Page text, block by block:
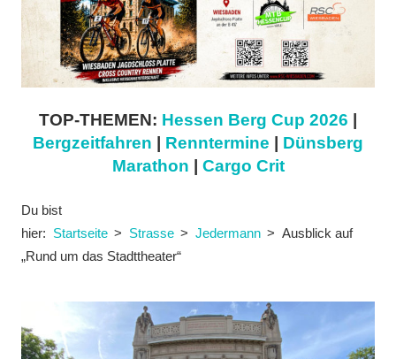
TOP-THEMEN: Hessen Berg Cup 2026 |
Bergzeitfahren | Renntermine | Dünsberg
Marathon | Cargo Crit
Du bist
hier: Startseite Strasse Jedermann
Ausblick auf
„Rund um das Stadttheater“